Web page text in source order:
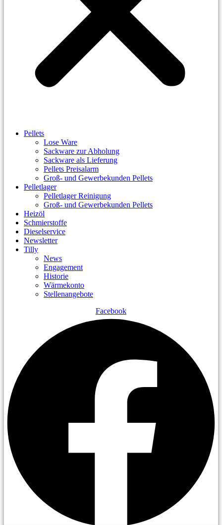
Pellets
Lose Ware
Sackware zur Abholung
Sackware als Lieferung
Pellets Preisalarm
Groß- und Gewerbekunden Pellets
Pelletlager
Pelletlager Reinigung
Groß- und Gewerbekunden Pellets
Heizöl
Schmierstoffe
Dieselservice
Newsletter
Tilly
News
Engagement
Historie
Wärmekonto
Stellenangebote
Facebook